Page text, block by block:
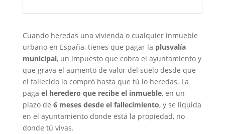
Cuando heredas una vivienda o cualquier inmueble
urbano en España, tienes que pagar la plusvalía
municipal, un impuesto que cobra el ayuntamiento y
que grava el aumento de valor del suelo desde que
el fallecido lo compró hasta que tú lo heredas. La
paga el heredero que recibe el inmueble, en un
plazo de 6 meses desde el fallecimiento, y se liquida
en el ayuntamiento donde está la propiedad, no
donde tú vivas.